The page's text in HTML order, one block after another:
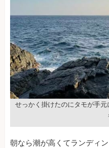
せっかく掛けたのにタモが手元
朝なら潮が高くてランディ